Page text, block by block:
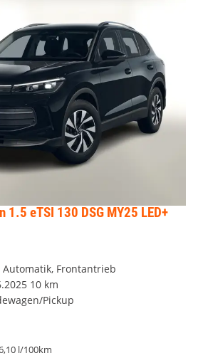
1.5 eTSI 130 DSG MY25 LED+
Automatik, Frontantrieb
10 km
Pickup
l/100km